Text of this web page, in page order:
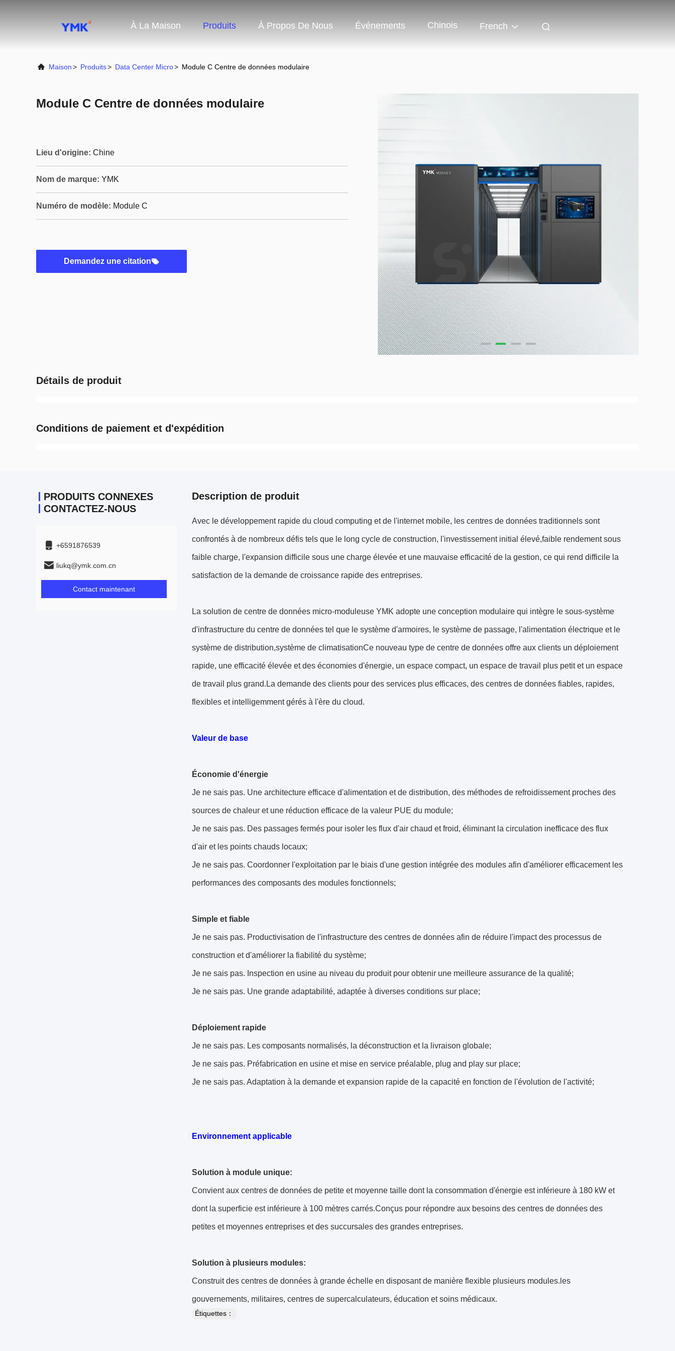
À La Maison Produits À Propos De Nous Événements Chinois French
Maison> Produits> Data Center Micro> Module C Centre de données modulaire
Module C Centre de données modulaire
Lieu d'origine: Chine
Nom de marque: YMK
Numéro de modèle: Module C
Demandez une citation
Détails de produit
Conditions de paiement et d'expédition
PRODUITS CONNEXES
CONTACTEZ-NOUS
+6591876539
liukq@ymk.com.cn
Contact maintenant
Description de produit
Avec le développement rapide du cloud computing et de l'internet mobile, les centres de données traditionnels sont
confrontés à de nombreux défis tels que le long cycle de construction, l'investissement initial élevé,faible rendement sous
faible charge, l'expansion difficile sous une charge élevée et une mauvaise efficacité de la gestion, ce qui rend difficile la
satisfaction de la demande de croissance rapide des entreprises.
La solution de centre de données micro-moduleuse YMK adopte une conception modulaire qui intègre le sous-système
d'infrastructure du centre de données tel que le système d'armoires, le système de passage, l'alimentation électrique et le
système de distribution,système de climatisationCe nouveau type de centre de données offre aux clients un déploiement
rapide, une efficacité élevée et des économies d'énergie, un espace compact, un espace de travail plus petit et un espace
de travail plus grand.La demande des clients pour des services plus efficaces, des centres de données fiables, rapides,
flexibles et intelligemment gérés à l'ère du cloud.
Valeur de base
Économie d'énergie
Je ne sais pas. Une architecture efficace d'alimentation et de distribution, des méthodes de refroidissement proches des
sources de chaleur et une réduction efficace de la valeur PUE du module;
Je ne sais pas. Des passages fermés pour isoler les flux d'air chaud et froid, éliminant la circulation inefficace des flux
d'air et les points chauds locaux;
Je ne sais pas. Coordonner l'exploitation par le biais d'une gestion intégrée des modules afin d'améliorer efficacement les
performances des composants des modules fonctionnels;
Simple et fiable
Je ne sais pas. Productivisation de l'infrastructure des centres de données afin de réduire l'impact des processus de
construction et d'améliorer la fiabilité du système;
Je ne sais pas. Inspection en usine au niveau du produit pour obtenir une meilleure assurance de la qualité;
Je ne sais pas. Une grande adaptabilité, adaptée à diverses conditions sur place;
Déploiement rapide
Je ne sais pas. Les composants normalisés, la déconstruction et la livraison globale;
Je ne sais pas. Préfabrication en usine et mise en service préalable, plug and play sur place;
Je ne sais pas. Adaptation à la demande et expansion rapide de la capacité en fonction de l'évolution de l'activité;
Environnement applicable
Solution à module unique:
Convient aux centres de données de petite et moyenne taille dont la consommation d'énergie est inférieure à 180 kW et
dont la superficie est inférieure à 100 mètres carrés.Conçus pour répondre aux besoins des centres de données des
petites et moyennes entreprises et des succursales des grandes entreprises.
Solution à plusieurs modules:
Construit des centres de données à grande échelle en disposant de manière flexible plusieurs modules.les
gouvernements, militaires, centres de supercalculateurs, éducation et soins médicaux.
Étiquettes：